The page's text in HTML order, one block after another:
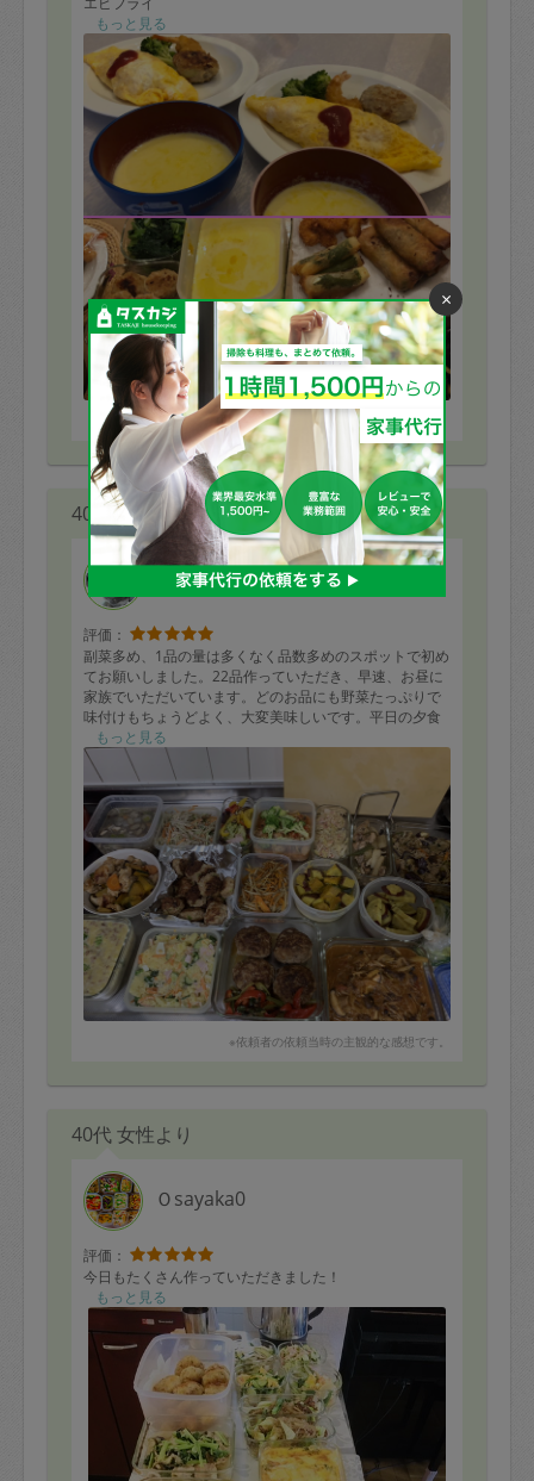
ハンバーグ
春巻き二種
茹で野菜二種
ポテトサラダ
中華サラダ
かぼちゃのスープ
大根の味噌汁
茶碗蒸し仕込み(^^)
豚肉と大根の煮物
茄子の南蛮漬け
果物カット🍊
でした！子供達も大人もペロリと食べてしまいました。
明日の晩御飯も考えなくて良いのはとっても助かりま
す。5歳3歳1歳の子が食べられるものを毎回工夫して提
供していただき感謝感謝です。幼児食の研究も熱心でい
らっしゃいます。子供もとてもなついていて毎回みんな
楽しみにお待ちしておりますまたよろしくお願いしま
す。
もっと見る
※依頼者の依頼当時の主観的な感想です。
40代 女性より
すずきよ
評価：
副菜多め、1品の量は多くなく品数多めのスポットで初め
てお願いしました。22品作っていただき、早速、お昼に
家族でいただいています。どのお品にも野菜たっぷりで
味付けもちょうどよく、大変美味しいです。平日の夕食
作りの負担が軽減されるだけで大分気持ちにも余裕がで
きます。また機会があればお願いしたいです。
もっと見る
※依頼者の依頼当時の主観的な感想です。
40代 女性より
Ｏsayaka0
評価：
今日もたくさん作っていただきました！
もっと見る
×